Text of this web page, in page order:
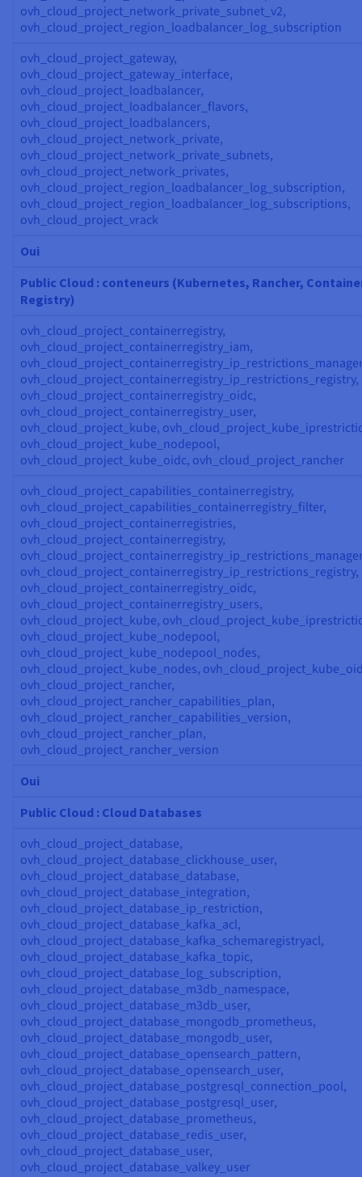
ovh_cloud_project_network_private_subnet_v2,
ovh_cloud_project_region_loadbalancer_log_subscription
ovh_cloud_project_gateway,
ovh_cloud_project_gateway_interface,
ovh_cloud_project_loadbalancer,
ovh_cloud_project_loadbalancer_flavors,
ovh_cloud_project_loadbalancers,
ovh_cloud_project_network_private,
ovh_cloud_project_network_private_subnets,
ovh_cloud_project_network_privates,
ovh_cloud_project_region_loadbalancer_log_subscription,
ovh_cloud_project_region_loadbalancer_log_subscriptions,
ovh_cloud_project_vrack
Oui
Public Cloud : conteneurs (Kubernetes, Rancher,
Registry)
ovh_cloud_project_containerregistry,
ovh_cloud_project_containerregistry_iam,
ovh_cloud_project_containerregistry_ip_restrictions_registry,
ovh_cloud_project_containerregistry_oidc,
ovh_cloud_project_containerregistry_user,
ovh_cloud_project_kube,
ovh_cloud_project_kube_nodepool,
ovh_cloud_project_kube_oidc, ovh_cloud_project_rancher
ovh_cloud_project_capabilities_containerregistry,
ovh_cloud_project_capabilities_containerregistry_filter,
ovh_cloud_project_containerregistries,
ovh_cloud_project_containerregistry,
ovh_cloud_project_containerregistry_ip_restrictions_registry,
ovh_cloud_project_containerregistry_oidc,
ovh_cloud_project_containerregistry_users,
ovh_cloud_project_kube,
ovh_cloud_project_kube_nodepool,
ovh_cloud_project_kube_nodepool_nodes,
ovh_cloud_project_kube_nodes,
ovh_cloud_project_rancher,
ovh_cloud_project_rancher_capabilities_plan,
ovh_cloud_project_rancher_capabilities_version,
ovh_cloud_project_rancher_plan,
ovh_cloud_project_rancher_version
Oui
Public Cloud : Cloud Databases
ovh_cloud_project_database,
ovh_cloud_project_database_clickhouse_user,
ovh_cloud_project_database_database,
ovh_cloud_project_database_integration,
ovh_cloud_project_database_ip_restriction,
ovh_cloud_project_database_kafka_acl,
ovh_cloud_project_database_kafka_schemaregistryacl,
ovh_cloud_project_database_kafka_topic,
ovh_cloud_project_database_log_subscription,
ovh_cloud_project_database_m3db_namespace,
ovh_cloud_project_database_m3db_user,
ovh_cloud_project_database_mongodb_prometheus,
ovh_cloud_project_database_mongodb_user,
ovh_cloud_project_database_opensearch_pattern,
ovh_cloud_project_database_opensearch_user,
ovh_cloud_project_database_postgresql_connection_pool,
ovh_cloud_project_database_postgresql_user,
ovh_cloud_project_database_prometheus,
ovh_cloud_project_database_redis_user,
ovh_cloud_project_database_user,
ovh_cloud_project_database_valkey_user